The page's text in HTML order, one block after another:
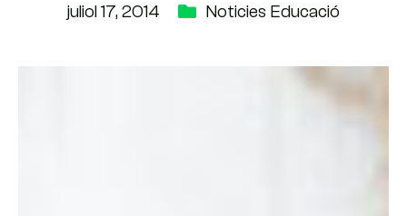
juliol 17, 2014 Noticies Educació